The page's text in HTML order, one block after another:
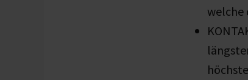
welche